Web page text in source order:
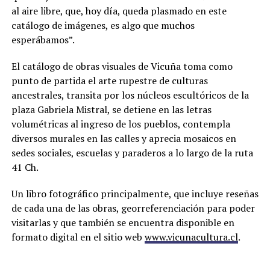
al aire libre, que, hoy día, queda plasmado en este
catálogo de imágenes, es algo que muchos
esperábamos”.
El catálogo de obras visuales de Vicuña toma como
punto de partida el arte rupestre de culturas
ancestrales, transita por los núcleos escultóricos de la
plaza Gabriela Mistral, se detiene en las letras
volumétricas al ingreso de los pueblos, contempla
diversos murales en las calles y aprecia mosaicos en
sedes sociales, escuelas y paraderos a lo largo de la ruta
41 Ch.
Un libro fotográfico principalmente, que incluye reseñas
de cada una de las obras, georreferenciación para poder
visitarlas y que también se encuentra disponible en
formato digital en el sitio web www.vicunacultura.cl.